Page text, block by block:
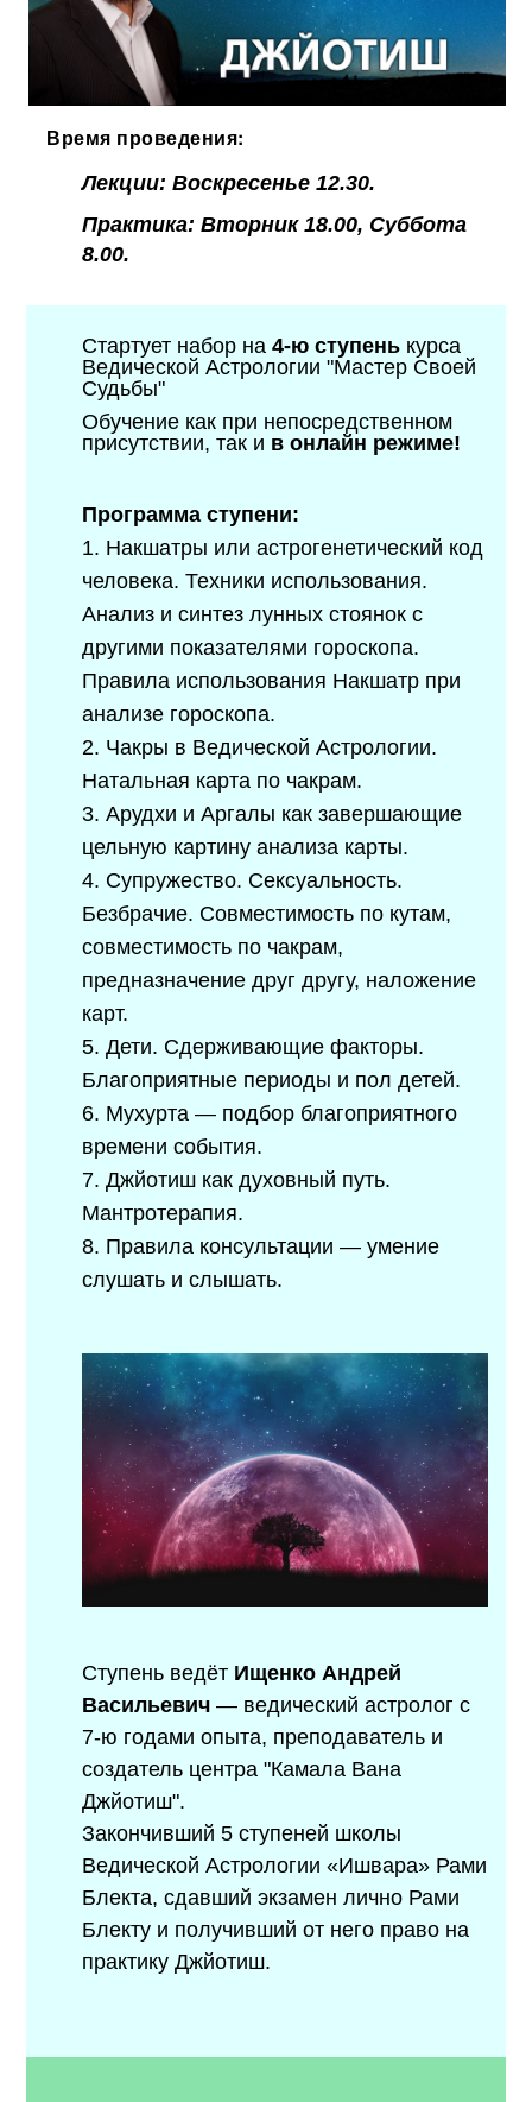
Время проведения:
Лекции: Воскресенье 12.30.
Практика: Вторник 18.00, Суббота
8.00.
Стартует набор на 4-ю ступень курса
Ведической Астрологии "Мастер Своей
Судьбы"
Обучение как при непосредственном
присутствии, так и в онлайн режиме!
Программа ступени:
1.​ Накшатры или астрогенетический код
человека. Техники использования.
Анализ и синтез лунных стоянок с
другими показателями гороскопа.
Правила использования Накшатр при
анализе гороскопа.
2.​ Чакры в Ведической Астрологии.
Натальная карта по чакрам.
3.​ Арудхи и Аргалы как завершающие
цельную картину анализа карты.
4.​ Супружество. Сексуальность.
Безбрачие. Совместимость по кутам,
совместимость по чакрам,
предназначение друг другу, наложение
карт.
5.​ Дети. Сдерживающие факторы.
Благоприятные периоды и пол детей.
6.​ Мухурта — подбор благоприятного
времени события.
7.​ Джйотиш как духовный путь.
Мантротерапия.
8.​ Правила консультации — умение
слушать и слышать.
Ступень ведёт Ищенко Андрей
Васильевич — ведический астролог с
7-ю годами опыта, преподаватель и
создатель центра "Камала Вана
Джйотиш".
Закончивший 5 ступеней школы
Ведической Астрологии «Ишвара» Рами
Блекта, сдавший экзамен лично Рами
Блекту и получивший от него право на
практику Джйотиш.